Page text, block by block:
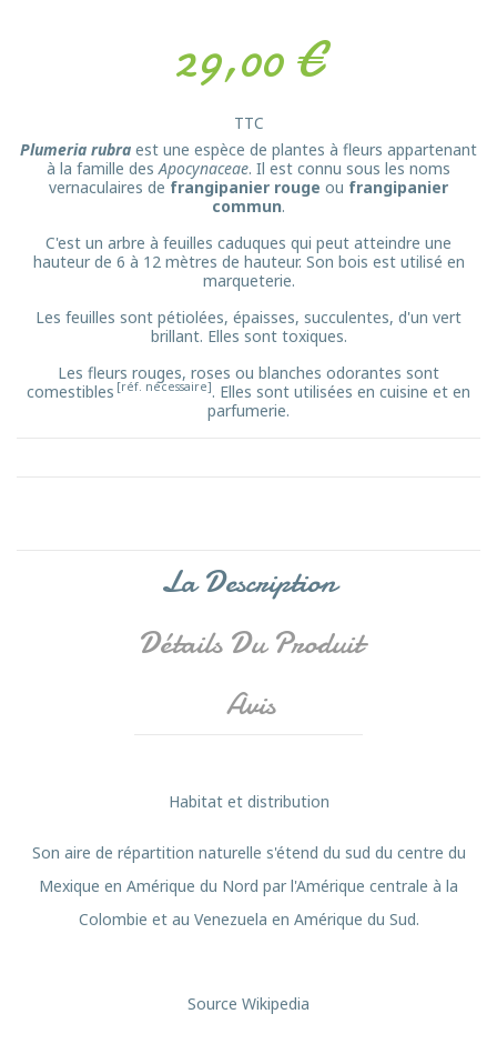
29,00 €
TTC
Plumeria rubra est une espèce de plantes à fleurs appartenant
à la famille des Apocynaceae. Il est connu sous les noms
vernaculaires de frangipanier rouge ou frangipanier
commun.
C'est un arbre à feuilles caduques qui peut atteindre une
hauteur de 6 à 12 mètres de hauteur. Son bois est utilisé en
marqueterie.
Les feuilles sont pétiolées, épaisses, succulentes, d'un vert
brillant. Elles sont toxiques.
Les fleurs rouges, roses ou blanches odorantes sont
comestibles [réf. nécessaire]. Elles sont utilisées en cuisine et en
parfumerie.
La Description
Détails Du Produit
Avis
Habitat et distribution
Son aire de répartition naturelle s'étend du sud du centre du
Mexique en Amérique du Nord par l'Amérique centrale à la
Colombie et au Venezuela en Amérique du Sud.
Source Wikipedia